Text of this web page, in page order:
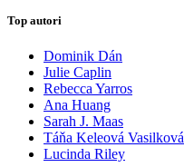
Top autori
Dominik Dán
Julie Caplin
Rebecca Yarros
Ana Huang
Sarah J. Maas
Táňa Keleová Vasilková
Lucinda Riley